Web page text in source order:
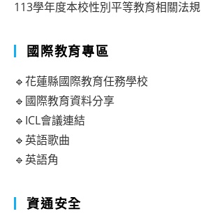
113學年度本校性別平等教育相關法規
國際教育專區
🔹花蓮縣國際教育任務學校
🔹國際教育資料分享
🔹ICL會議連結
🔹英語歌曲
🔹英語角
資通安全